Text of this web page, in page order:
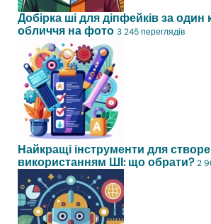
Добірка ші для діпфейків за один
обличчя на фото 3 245 переглядів
Найкращі інструменти для
використанням ШІ: що обрати? 2